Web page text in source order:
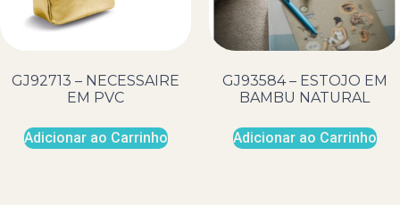
GJ92713 – NECESSAIRE
EM PVC
Adicionar ao Carrinho
GJ93584 – ESTOJO EM
BAMBU NATURAL
Adicionar ao Carrinho